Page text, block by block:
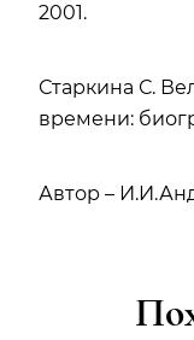
2001.
Старкина С.
времени:
Автор –